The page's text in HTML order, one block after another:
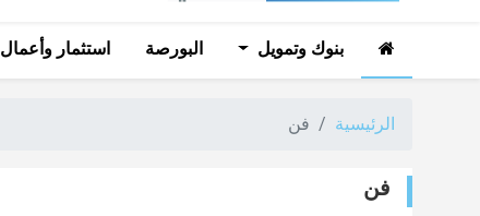
بنوك وتمويل البورصة استثمار وأعمال
الرئيسية فن
فن